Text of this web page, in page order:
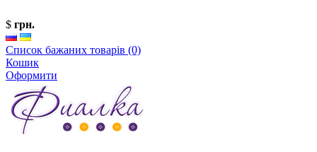
$ грн.
Список бажаних товарів (0)
Кошик
Оформити